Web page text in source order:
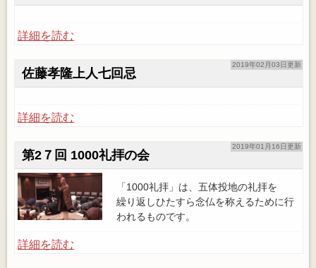
詳細を読む
2019年02月03日更新
佐藤孝隆上人七回忌
詳細を読む
2019年01月16日更新
第2７回 1000礼拝の会
「1000礼拝」は、五体投地の礼拝を
繰り返しひたすら念仏を称えるために行
われるものです。
詳細を読む